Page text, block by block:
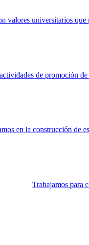
valores universitarios que
de promoción
en la construcción de
Trabajamos para